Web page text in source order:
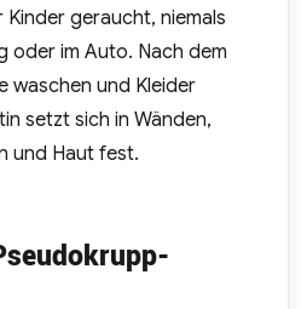
geraucht, niemals
oder im Auto. Nach dem
waschen und Kleider
setzt sich in Wänden,
und Haut fest.